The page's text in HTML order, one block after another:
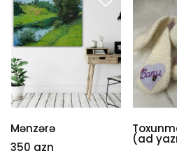
Mənzərə
350 azn
(ad